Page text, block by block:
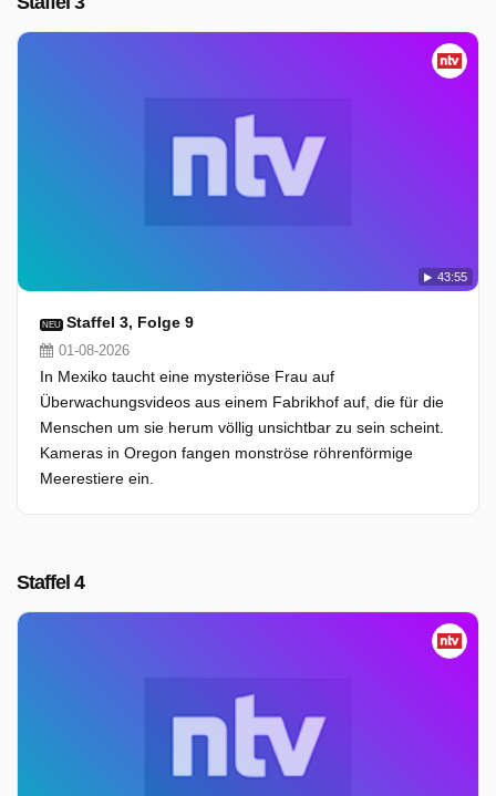
43:55
NEU Staffel 3, Folge 9
01-08-2026
In Mexiko taucht eine mysteriöse Frau auf
Überwachungsvideos aus einem Fabrikhof auf, die für die
Menschen um sie herum völlig unsichtbar zu sein scheint.
Kameras in Oregon fangen monströse röhrenförmige
Meerestiere ein.
Staffel 4